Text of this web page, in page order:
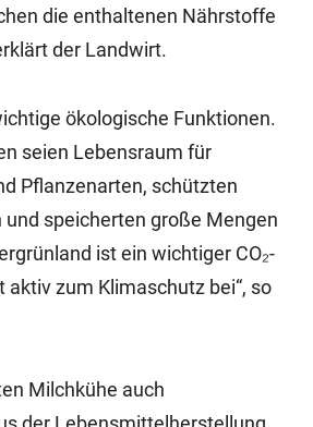
die enthaltenen Nährstoffe
der Landwirt.
ökologische Funktionen.
seien Lebensraum für
Pflanzenarten, schützten
und speicherten große Mengen
ist ein wichtiger CO₂-
aktiv zum Klimaschutz bei“, so
Milchkühe auch